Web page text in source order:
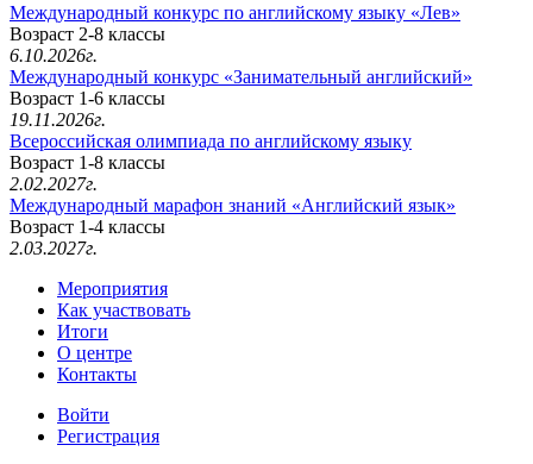
Международный конкурс по английскому языку «Лев»
Возраст 2-8 классы
6.10.2026г.
Международный конкурс «Занимательный английский»
Возраст 1-6 классы
19.11.2026г.
Всероссийская олимпиада по английскому языку
Возраст 1-8 классы
2.02.2027г.
Международный марафон знаний «Английский язык»
Возраст 1-4 классы
2.03.2027г.
Мероприятия
Как участвовать
Итоги
О центре
Контакты
Войти
Регистрация